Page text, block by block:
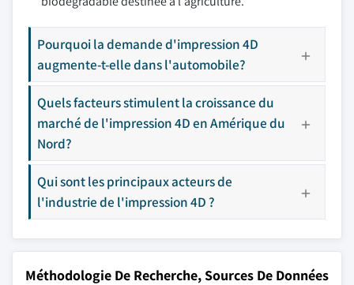
Pourquoi la demande d'impression 4D
augmente-t-elle dans l'automobile?
Quels facteurs stimulent la croissance du
marché de l'impression 4D en Amérique du
Nord?
Qui sont les principaux acteurs de
l'industrie de l'impression 4D ?
Méthodologie De Recherche, Sources De Données